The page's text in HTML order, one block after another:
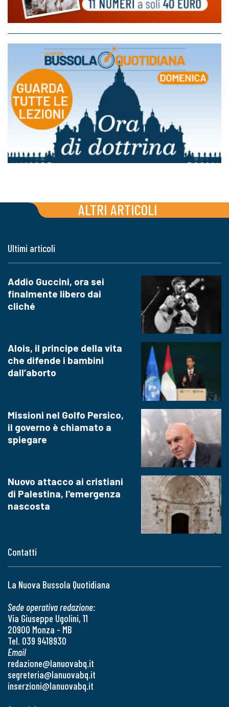
ALTRI ARTICOLI
Contatti
La Nuova Bussola Quotidiana
Sede operativa redazione:
Via Giuseppe Ugolini, 11
20900 Monza - MB
Tel. 039 9418930
Email
redazione@lanuovabq.it
segreteria@lanuovabq.it
inserzioni@lanuovabq.it
Ultimi articoli
Addio Guccini, ora sei
finalmente libero dai
cliché
Alois, il principe della vita
che difende i bambini
dall’aborto
Missioni nel Golfo Persico,
il governo è chiamato a
spiegare
Nuovo attacco ai cristiani
di Palestina, l'emergenza
nascosta